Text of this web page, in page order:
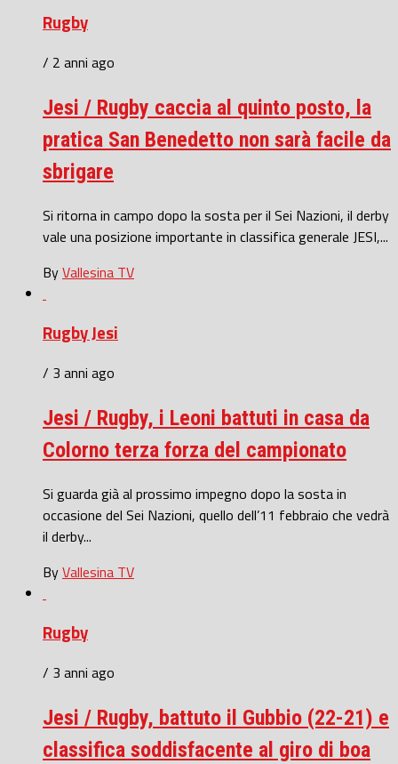
Rugby
/ 2 anni ago
Jesi / Rugby caccia al quinto posto, la
pratica San Benedetto non sarà facile da
sbrigare
Si ritorna in campo dopo la sosta per il Sei Nazioni, il derby
vale una posizione importante in classifica generale JESI,...
ByVallesina TV
Rugby Jesi
/ 3 anni ago
Jesi / Rugby, i Leoni battuti in casa da
Colorno terza forza del campionato
Si guarda già al prossimo impegno dopo la sosta in
occasione del Sei Nazioni, quello dell’11 febbraio che vedrà
il derby...
ByVallesina TV
Rugby
/ 3 anni ago
Jesi / Rugby, battuto il Gubbio (22-21) e
classifica soddisfacente al giro di boa